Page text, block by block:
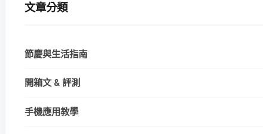
文章分類
節慶與生活指南
開箱文 & 評測
手機應用教學